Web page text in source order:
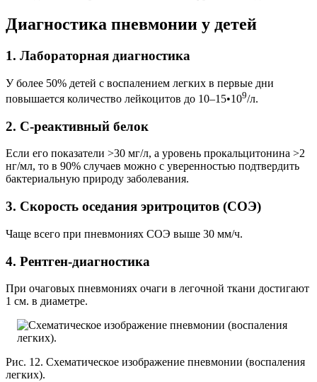
Диагностика пневмонии у детей
1. Лабораторная диагностика
У более 50% детей с воспалением легких в первые дни
повышается количество лейкоцитов до 10–15•109/л.
2. С-реактивный белок
Если его показатели >30 мг/л, а уровень прокальцитонина >2
нг/мл, то в 90% случаев можно с уверенностью подтвердить
бактериальную природу заболевания.
3. Скорость оседания эритроцитов (СОЭ)
Чаще всего при пневмониях СОЭ выше 30 мм/ч.
4. Рентген-диагностика
При очаговых пневмониях очаги в легочной ткани достигают
1 см. в диаметре.
Рис. 12. Схематическое изображение пневмонии (воспаления
легких).